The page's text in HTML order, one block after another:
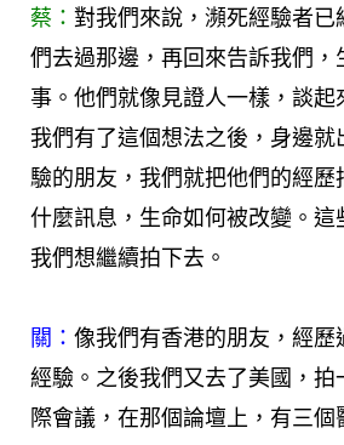
蔡： 對我們來說，瀕死經驗者已
們去過那邊，再回來告訴我們，
事。他們就像見證人一樣，談起
我們有了這個想法之後，身邊就
驗的朋友，我們就把他們的經歷
什麼訊息，生命如何被改變。這
我們想繼續拍下去。
關： 像我們有香港的朋友，經歷
經驗。之後我們又去了美國，拍
際會議，在那個論壇上，有三